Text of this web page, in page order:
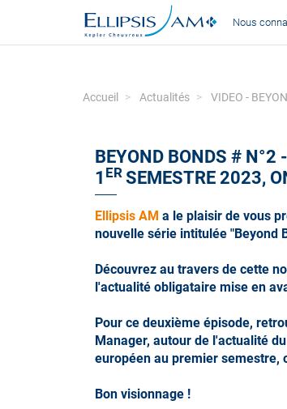
Nous
Accueil Actualités VIDEO -
BEYOND BONDS # N°2
1 ER SEMESTRE 2023,
Ellipsis AM a le plaisir de vous
nouvelle série intitulée "Beyond
Découvrez au travers de cette
l'actualité obligataire mise en
Pour ce deuxième épisode,
Manager, autour de l'actualité
européen au premier semestre,
Bon visionnage !